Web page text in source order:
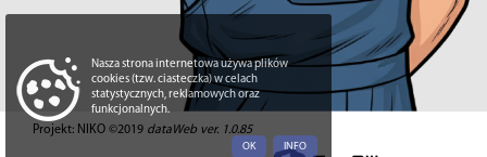
Projekt: NIKO ©2019 dataWeb ver. 1.0.85
Nasza strona internetowa używa plików
cookies (tzw. ciasteczka) w celach
statystycznych, reklamowych oraz
funkcjonalnych.
INFO
OK